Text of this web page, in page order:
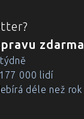
zdarma
000 lidí
déle než rok